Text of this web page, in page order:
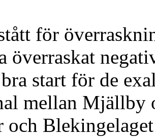
för
överraskat
start för de
mellan Mjällby
och